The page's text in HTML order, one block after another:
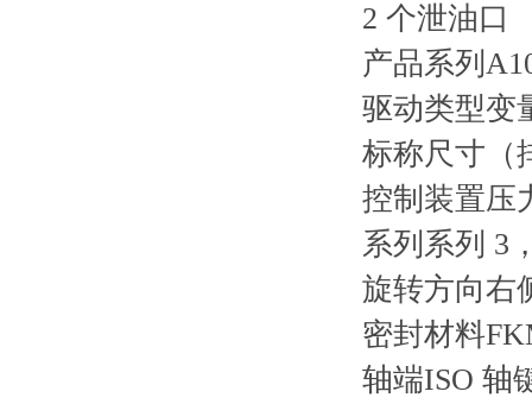
2 个泄油口
产品系列
驱动类型变
标称尺寸（
控制装置压
系列 系列 3
旋转方向右
密封材料
轴端ISO 轴